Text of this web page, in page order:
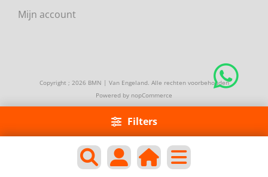
Filters
Mijn account
Copyright ; 2026 BMN | Van Engeland. Alle rechten voorbehouden
Powered by nopCommerce